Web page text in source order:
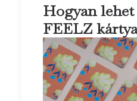
Hogyan lehet
FEELZ